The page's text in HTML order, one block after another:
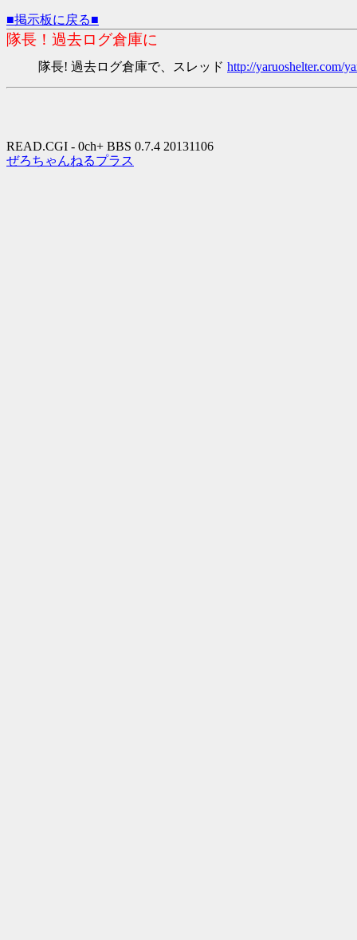
■掲示板に戻る■
隊長！過去ログ倉庫に
隊長! 過去ログ倉庫で、スレッド http://yaruoshelter.com/
READ.CGI - 0ch+ BBS 0.7.4 20131106
ぜろちゃんねるプラス